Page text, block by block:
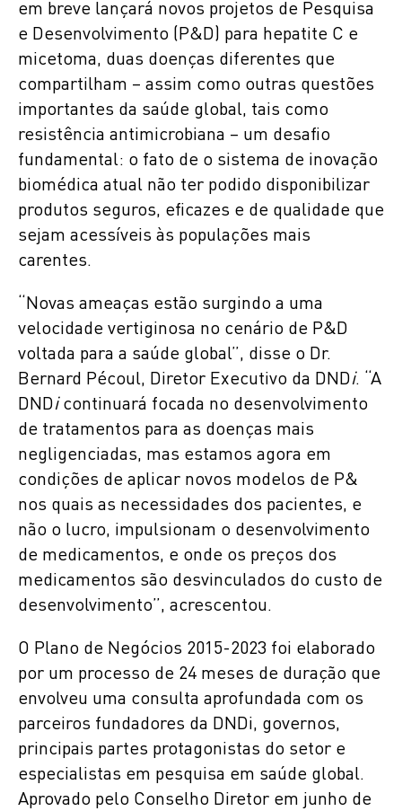
em breve lançará novos projetos de Pesquisa
e Desenvolvimento (P&D) para hepatite C e
micetoma, duas doenças diferentes que
compartilham – assim como outras questões
importantes da saúde global, tais como
resistência antimicrobiana – um desafio
fundamental: o fato de o sistema de inovação
biomédica atual não ter podido disponibilizar
produtos seguros, eficazes e de qualidade que
sejam acessíveis às populações mais
carentes.
“Novas ameaças estão surgindo a uma
velocidade vertiginosa no cenário de P&D
voltada para a saúde global”, disse o Dr.
Bernard Pécoul, Diretor Executivo da DNDi. “A
DNDicontinuará focada no desenvolvimento
de tratamentos para as doenças mais
negligenciadas, mas estamos agora em
condições de aplicar novos modelos de P&
nos quais as necessidades dos pacientes, e
não o lucro, impulsionam o desenvolvimento
de medicamentos, e onde os preços dos
medicamentos são desvinculados do custo de
desenvolvimento”, acrescentou.
O Plano de Negócios 2015-2023 foi elaborado
por um processo de 24 meses de duração que
envolveu uma consulta aprofundada com os
parceiros fundadores da DNDi, governos,
principais partes protagonistas do setor e
especialistas em pesquisa em saúde global.
Aprovado pelo Conselho Diretor em junho de